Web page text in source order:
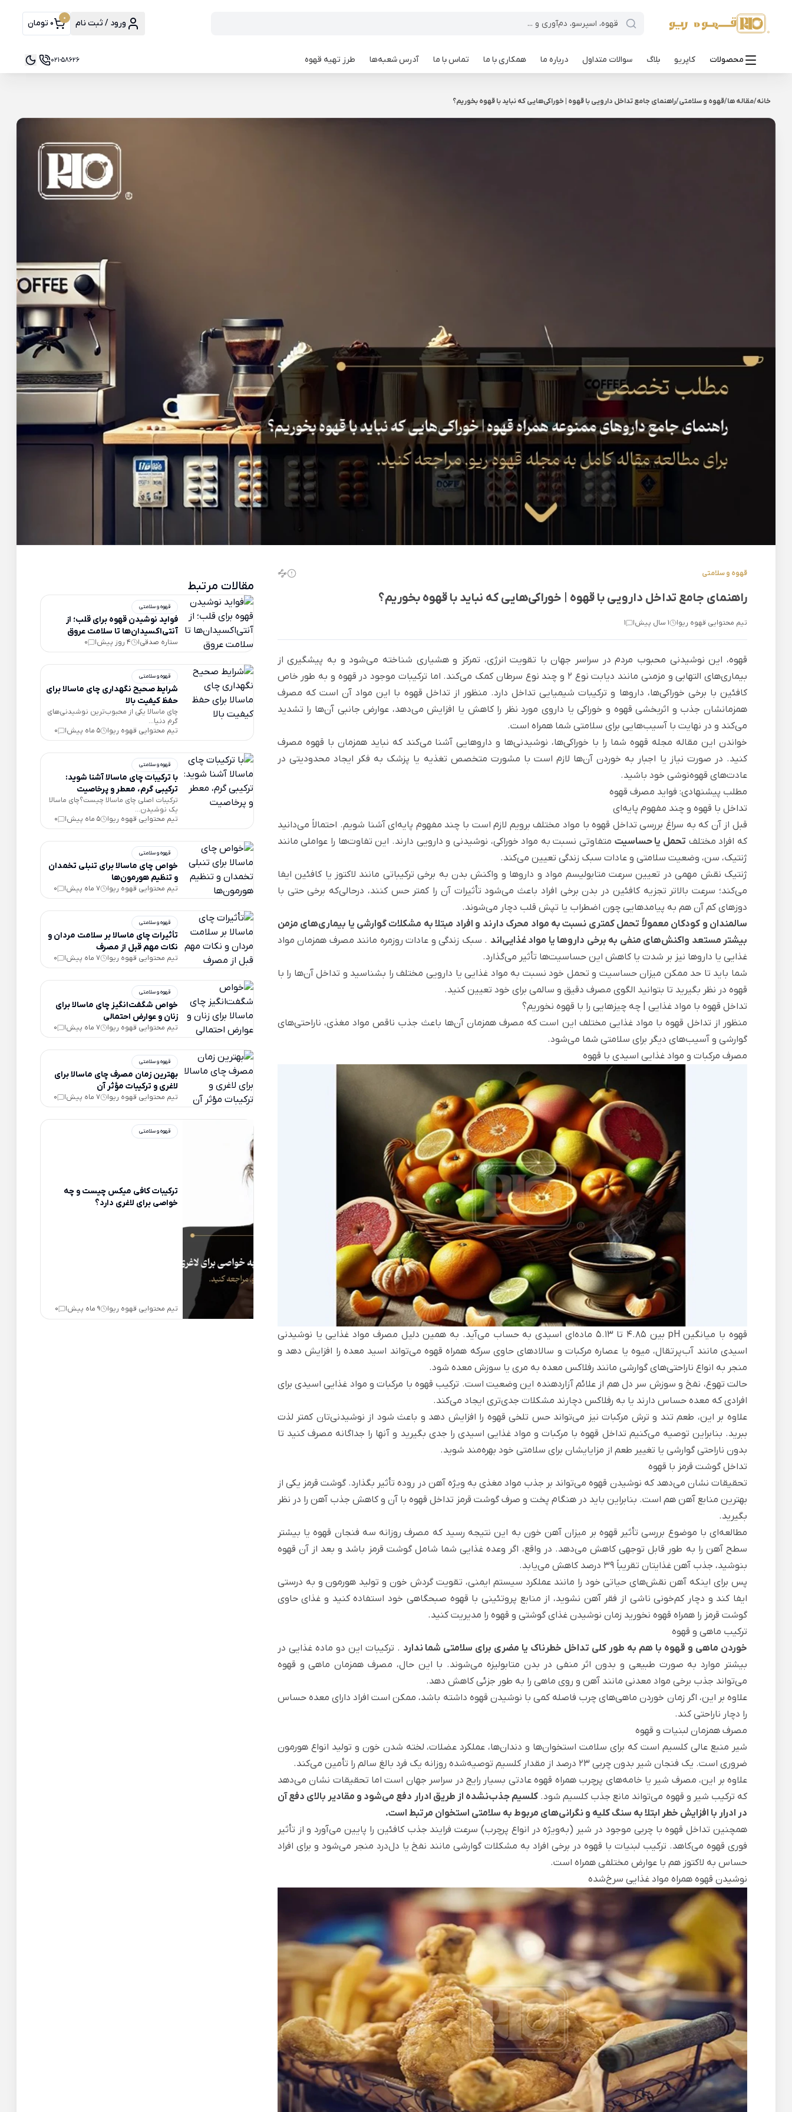
ورود / ثبت نام 0 0 تومان
محصولات کاپریو بلاگ سوالات متداول درباره ما همکاری با ما تماس با ما آدرس شعبه‌ها طرز تهیه قهوه 021-58626
خانه/مقاله ها/قهوه و سلامتی/راهنمای جامع تداخل دارویی با قهوه | خوراکی‌هایی که نباید با قهوه بخوریم؟
قهوه و سلامتی
راهنمای جامع تداخل دارویی با قهوه | خوراکی‌هایی که نباید با قهوه بخوریم؟
تیم محتوایی قهوه ریو| 1 سال پیش |
1
قهوه، این نوشیدنی محبوب مردم در سراسر جهان با تقویت انرژی، تمرکز و هشیاری شناخته می‌شود و به پیشگیری از
بیماری‌های التهابی و مزمنی مانند دیابت نوع 2 و چند نوع سرطان کمک می‌کند. اما ترکیبات موجود در قهوه و به طور خاص
کافئین با برخی خوراکی‌ها، داروها و ترکیبات شیمیایی تداخل دارد. منظور از تداخل قهوه با این مواد آن است که مصرف
همزمانشان جذب و اثربخشی قهوه و خوراکی یا داروی مورد نظر را کاهش یا افزایش می‌دهد، عوارض جانبی آن‌ها را تشدید
می‌کند و در نهایت با آسیب‌هایی برای سلامتی شما همراه است.
خواندن این مقاله مجله قهوهشما را با خوراکی‌ها، نوشیدنی‌ها و داروهایی آشنا می‌کند که نباید همزمان با قهوه مصرف
کنید. در صورت نیاز یا اجبار به خوردن آن‌ها لازم است با مشورت متخصص تغذیه یا پزشک به فکر ایجاد محدودیتی در
عادت‌های قهوه‌نوشی خود باشید.
مطلب پیشنهادی: فواید مصرف قهوه
تداخل با قهوه و چند مفهوم پایه‌ای
قبل از آن که به سراغ بررسی تداخل قهوه با مواد مختلف برویم لازم است با چند مفهوم پایه‌ای آشنا شویم. احتمالاً می‌دانید
که افراد مختلف تحمل یا حساسیت متفاوتی نسبت به مواد خوراکی، نوشیدنی و دارویی دارند. این تفاوت‌ها را عواملی مانند
ژنتیک، سن، وضعیت سلامتی و عادات سبک زندگی تعیین می‌کند.
ژنتیک نقش مهمی در تعیین سرعت متابولیسم مواد و داروها و واکنش بدن به برخی ترکیباتی مانند لاکتوز یا کافئین ایفا
می‌کند؛ سرعت بالاتر تجزیه کافئین در بدن برخی افراد باعث می‌شود تأثیرات آن را کمتر حس کنند، درحالی‌که برخی حتی با
دوزهای کم آن هم به پیامدهایی چون اضطراب یا تپش قلب دچار می‌شوند.
سالمندان و کودکان معمولاً تحمل کمتری نسبت به مواد محرک دارند و افراد مبتلا به مشکلات گوارشی یا بیماری‌های مزمن
بیشتر مستعد واکنش‌های منفی به برخی داروها یا مواد غذایی‌اند . سبک زندگی و عادات روزمره مانند مصرف همزمان مواد
غذایی یا داروها نیز بر شدت یا کاهش این حساسیت‌ها تأثیر می‌گذارد.
شما باید تا حد ممکن میزان حساسیت و تحمل خود نسبت به مواد غذایی یا دارویی مختلف را بشناسید و تداخل آن‌ها را با
قهوه در نظر بگیرید تا بتوانید الگوی مصرف دقیق و سالمی برای خود تعیین کنید.
تداخل قهوه با مواد غذایی | چه چیزهایی را با قهوه نخوریم؟
منظور از تداخل قهوه با مواد غذایی مختلف این است که مصرف همزمان آن‌ها باعث جذب ناقص مواد مغذی، ناراحتی‌های
گوارشی و آسیب‌های دیگر برای سلامتی شما می‌شود.
مصرف مرکبات و مواد غذایی اسیدی با قهوه
قهوه با میانگین pH بین 4.85 تا 5.13 ماده‌ای اسیدی به حساب می‌آید. به همین دلیل مصرف مواد غذایی یا نوشیدنی
اسیدی مانند آب‌پرتقال، میوه یا عصاره مرکبات و سالادهای حاوی سرکه همراه قهوه می‌تواند اسید معده را افزایش دهد و
منجر به انواع ناراحتی‌های گوارشی مانند رفلاکس معده به مری یا سوزش معده شود.
حالت تهوع، نفخ و سوزش سر دل هم از علائم آزاردهنده این وضعیت است. ترکیب قهوه با مرکبات و مواد غذایی اسیدی برای
افرادی که معده حساس دارند یا به رفلاکس دچارند مشکلات جدی‌تری ایجاد می‌کند.
علاوه بر این، طعم تند و ترش مرکبات نیز می‌تواند حس تلخی قهوه را افزایش دهد و باعث شود از نوشیدنی‌تان کمتر لذت
ببرید. بنابراین توصیه می‌کنیم تداخل قهوه با مرکبات و مواد غذایی اسیدی را جدی بگیرید و آنها را جداگانه مصرف کنید تا
بدون ناراحتی گوارشی یا تغییر طعم از مزایایشان برای سلامتی خود بهره‌مند شوید.
تداخل گوشت قرمز با قهوه
تحقیقات نشان می‌دهد که نوشیدن قهوه می‌تواند بر جذب مواد مغذی به ویژه آهن در روده تأثیر بگذارد. گوشت قرمز یکی از
بهترین منابع آهن هم است. بنابراین باید در هنگام پخت و صرف گوشت قرمز تداخل قهوه با آن و کاهش جذب آهن را در نظر
بگیرید.
مطالعه‌ای با موضوع بررسی تأثیر قهوه بر میزان آهن خون به این نتیجه رسید که مصرف روزانه سه فنجان قهوه یا بیشتر
سطح آهن را به طور قابل توجهی کاهش می‌دهد. در واقع، اگر وعده غذایی شما شامل گوشت قرمز باشد و بعد از آن قهوه
بنوشید، جذب آهن غذایتان تقریباً 39 درصد کاهش می‌یابد.
پس برای اینکه آهن نقش‌های حیاتی خود را مانند عملکرد سیستم ایمنی، تقویت گردش خون و تولید هورمون و به درستی
ایفا کند و دچار کم‌خونی ناشی از فقر آهن نشوید، از منابع پروتئینی با قهوه صبحگاهی خود استفاده کنید و غذای حاوی
گوشت قرمز را همراه قهوه نخورید زمان نوشیدن غذای گوشتی و قهوه را مدیریت کنید.
ترکیب ماهی و قهوه
خوردن ماهی و قهوه با هم به طور کلی تداخل خطرناک یا مضری برای سلامتی شما ندارد . ترکیبات این دو ماده غذایی در
بیشتر موارد به صورت طبیعی و بدون اثر منفی در بدن متابولیزه می‌شوند. با این حال، مصرف همزمان ماهی و قهوه
می‌تواند جذب برخی مواد معدنی مانند آهن و روی ماهی را به طور جزئی کاهش دهد.
علاوه بر این، اگر زمان خوردن ماهی‌های چرب فاصله کمی با نوشیدن قهوه داشته باشد، ممکن است افراد دارای معده حساس
را دچار ناراحتی کند.
مصرف همزمان لبنیات و قهوه
شیر منبع عالی کلسیم است که برای سلامت استخوان‌ها و دندان‌ها، عملکرد عضلات، لخته شدن خون و تولید انواع هورمون
ضروری است. یک فنجان شیر بدون چربی 23 درصد از مقدار کلسیم توصیه‌شده روزانه یک فرد بالغ سالم را تأمین می‌کند.
علاوه بر این، مصرف شیر یا خامه‌های پرچرب همراه قهوه عادتی بسیار رایج در سراسر جهان است اما تحقیقات نشان می‌دهد
که ترکیب شیر و قهوه می‌تواند مانع جذب کلسیم شود.کلسیم جذب‌نشده از طریق ادرار دفع می‌شود و مقادیر بالای دفع آن
در ادرار با افزایش خطر ابتلا به سنگ کلیه و نگرانی‌های مربوط به سلامتی استخوان مرتبط است.
همچنین تداخل قهوه با چربی موجود در شیر (به‌ویژه در انواع پرچرب) سرعت فرایند جذب کافئین را پایین می‌آورد و از تأثیر
فوری قهوه می‌کاهد. ترکیب لبنیات با قهوه در برخی افراد به مشکلات گوارشی مانند نفخ یا دل‌درد منجر می‌شود و برای افراد
حساس به لاکتوز هم با عوارض مختلفی همراه است.
نوشیدن قهوه همراه مواد غذایی سرخ‌شده
مقالات مرتبط
قهوه و سلامتی
فواید نوشیدن قهوه برای قلب؛ از
آنتی‌اکسیدان‌ها تا سلامت عروق
ستاره صدقی| 4 روز پیش |
0
قهوه و سلامتی
شرایط صحیح نگهداری چای ماسالا برای
حفظ کیفیت بالا
چای ماسالا یکی از محبوب‌ترین نوشیدنی‌های
گرم دنیا...
تیم محتوایی قهوه ریو| 5 ماه پیش |
0
قهوه و سلامتی
با ترکیبات چای ماسالا آشنا شوید:
ترکیبی گرم، معطر و پرخاصیت
ترکیبات اصلی چای ماسالا چیست؟چای ماسالا
یک نوشیدن...
تیم محتوایی قهوه ریو| 5 ماه پیش |
0
قهوه و سلامتی
خواص چای ماسالا برای تنبلی تخمدان
و تنظیم هورمون‌ها
تیم محتوایی قهوه ریو| 7 ماه پیش |
0
قهوه و سلامتی
تأثیرات چای ماسالا بر سلامت مردان و
نکات مهم قبل از مصرف
تیم محتوایی قهوه ریو| 7 ماه پیش |
0
قهوه و سلامتی
خواص شگفت‌انگیز چای ماسالا برای
زنان و عوارض احتمالی
تیم محتوایی قهوه ریو| 7 ماه پیش |
0
قهوه و سلامتی
بهترین زمان مصرف چای ماسالا برای
لاغری و ترکیبات مؤثر آن
تیم محتوایی قهوه ریو| 7 ماه پیش |
0
قهوه و سلامتی
ترکیبات کافی میکس چیست و چه
خواصی برای لاغری دارد؟
تیم محتوایی قهوه ریو | 9 ماه پیش |
0